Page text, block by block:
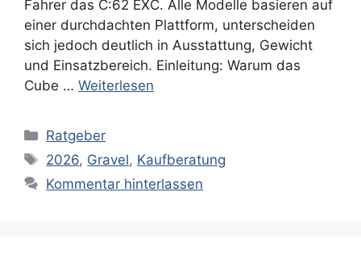
Fahrer das C:62 EXC. Alle Modelle basieren auf
einer durchdachten Plattform, unterscheiden
sich jedoch deutlich in Ausstattung, Gewicht
und Einsatzbereich. Einleitung: Warum das
Cube … Weiterlesen
Kategorien
Ratgeber
Schlagwörter
2026, Gravel, Kaufberatung
Kommentar hinterlassen